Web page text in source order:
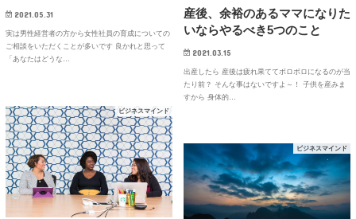
2021.05.31
実は男性経営者の方から女性社員の育成についての
ご相談をいただくことが多いです 良かれと思って
「あなたはどうな…
産後、余裕のあるママになりた
いならやるべき5つのこと
2021.03.15
出産したら 産後は疲れ果ててボロボロになるのが当
たり前？ そんな事はないですよ～！ 子供を産みま
すから 身体的…
ビジネスマインド
ビジネスマインド